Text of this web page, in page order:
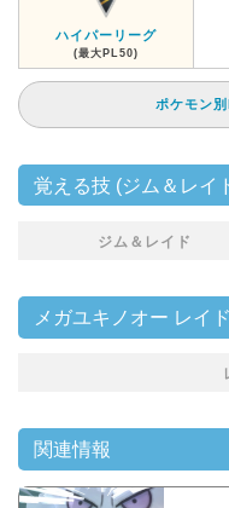
ハイパーリーグ
(最大PL50)
ポケモン
覚える技 (ジム＆レイ
ジム＆レイド
メガユキノオー レイ
関連情報